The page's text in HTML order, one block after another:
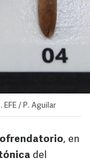
/ P. Aguilar
ofrendatorio, en
del